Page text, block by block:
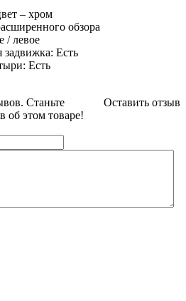
– хром
обзора
/ левое
задвижка: Есть
Есть
Оставить отзыв
Станьте
об этом товаре!